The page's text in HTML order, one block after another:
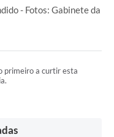
- Fotos: Gabinete da
primeiro a curtir esta